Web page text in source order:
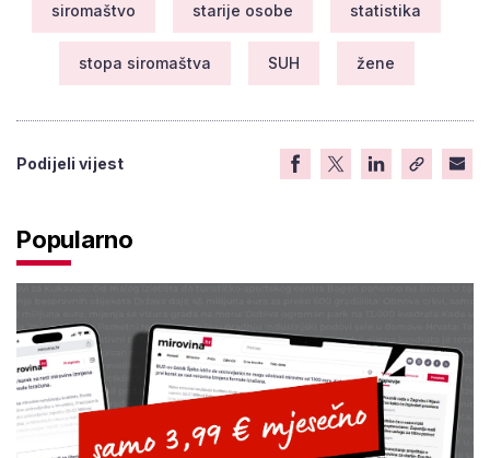
siromaštvo starije osobe statistika
stopa siromaštva SUH žene
Podijeli vijest
Popularno